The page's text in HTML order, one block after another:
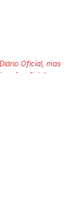
Oficial, mas
oficial.